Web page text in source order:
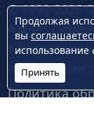
© 1999-2026
Адрес:
разрешения
Политика
Продолжая
вы
использование
Принять